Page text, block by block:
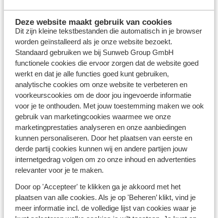
Deze website maakt gebruik van cookies
Dit zijn kleine tekstbestanden die automatisch in je browser
worden geïnstalleerd als je onze website bezoekt.
Standaard gebruiken we bij Sunweb Group GmbH
functionele cookies die ervoor zorgen dat de website goed
werkt en dat je alle functies goed kunt gebruiken,
analytische cookies om onze website te verbeteren en
voorkeurscookies om de door jou ingevoerde informatie
voor je te onthouden. Met jouw toestemming maken we ook
gebruik van marketingcookies waarmee we onze
marketingprestaties analyseren en onze aanbiedingen
kunnen personaliseren. Door het plaatsen van eerste en
derde partij cookies kunnen wij en andere partijen jouw
internetgedrag volgen om zo onze inhoud en advertenties
relevanter voor je te maken.
Door op 'Accepteer' te klikken ga je akkoord met het
plaatsen van alle cookies. Als je op 'Beheren’ klikt, vind je
meer informatie incl. de volledige lijst van cookies waar je
iedereen het perfecte moment om even helemaal op te
laden na een lange winter. Urenlang in de frisse
berglucht met een voorjaarszonnetje en een dik pak
sneeuw waar je eindeloos overheen skiet. Na een dag
op de piste is het heerlijk thuiskomen in je hotel,
appartement of chalet. In een appartement aan de
piste bijvoorbeeld, zodat je nóg meer uit je skivakantie
haalt. Of kies voor de luxevan een all inclusive hote
vaak met zwembad, jacuzzi, Turks stoombad en sauna.
En ‘s avonds staan de fijnste maaltijden voor je klaar.
Ook prettig: je eigen chalet waar je genoeg ruimte hebt
om uitgebreid te koken en spelletjes te spelen. Of je nu
met de familie, je geliefde of vrienden naar de sneeuw
trekt: in de voorjaarsvakantie vind je precies de
accommodatie die je zoekt.
Winterse activiteiten tijdens je wintersport in
de voorjaarsvakantie
De voorjaarsvakantie is een perfecte periode om op